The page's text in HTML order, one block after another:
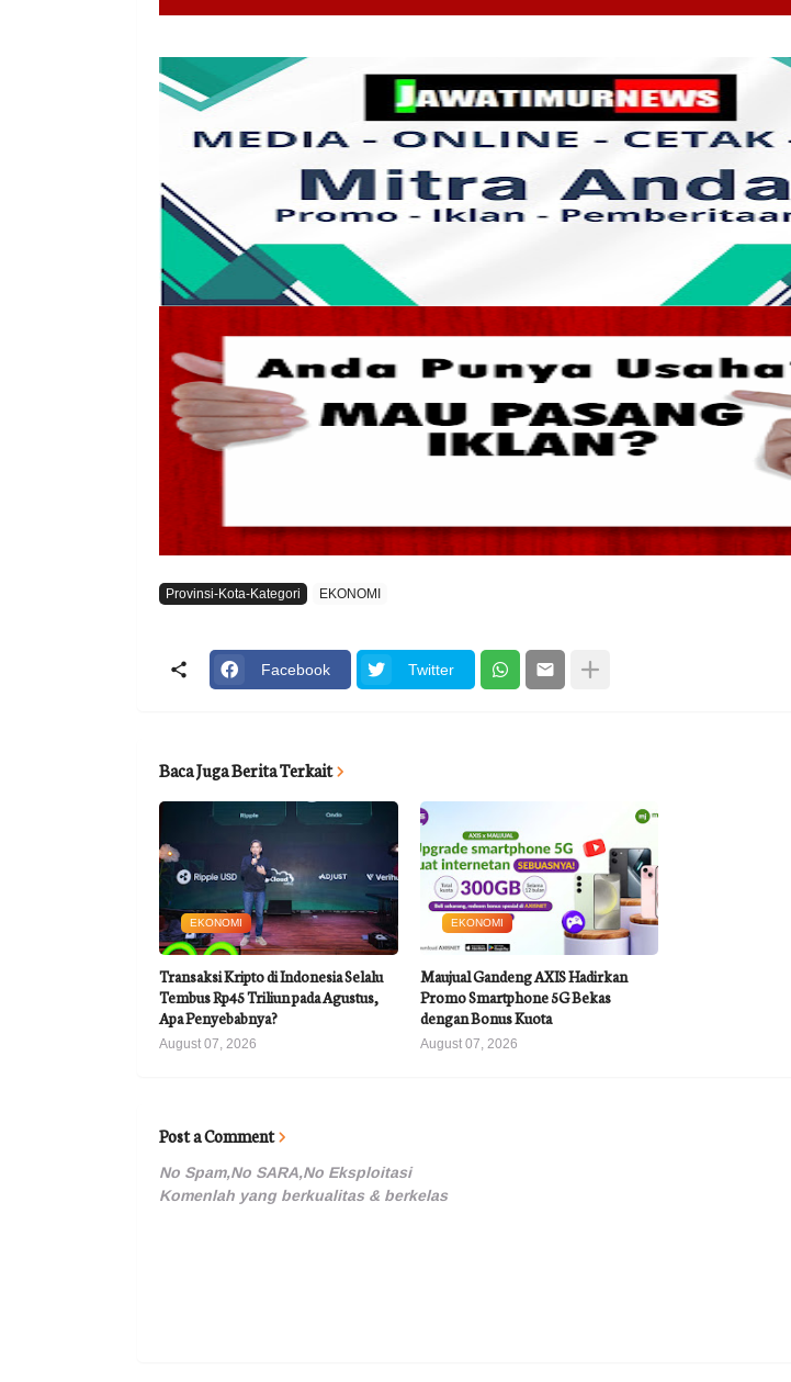
Provinsi-Kota-Kategori EKONOMI
Facebook Twitter
Baca Juga Berita Terkait
EKONOMI
Transaksi Kripto di Indonesia Selalu
Tembus Rp45 Triliun pada Agustus,
Apa Penyebabnya?
August 07, 2026
EKONOMI
Maujual Gandeng AXIS Hadirkan
Promo Smartphone 5G Bekas
dengan Bonus Kuota
August 07, 2026
Post a Comment
No Spam,No SARA,No Eksploitasi
Komenlah yang berkualitas & berkelas